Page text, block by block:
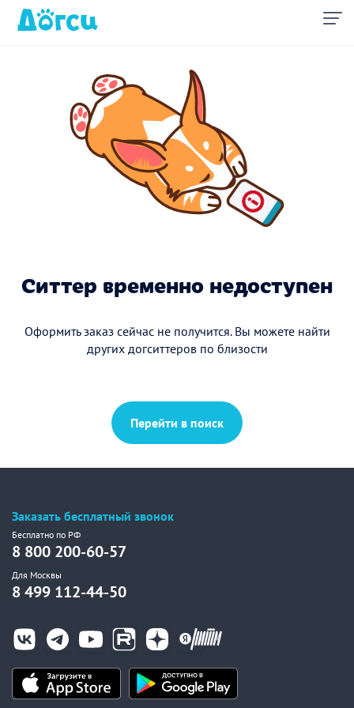
Ситтер временно недоступен
Оформить заказ сейчас не получится. Вы можете найти
других догситтеров по близости
Перейти в поиск
Заказать бесплатный звонок
Бесплатно по РФ
8 800 200-60-57
Для Москвы
8 499 112-44-50